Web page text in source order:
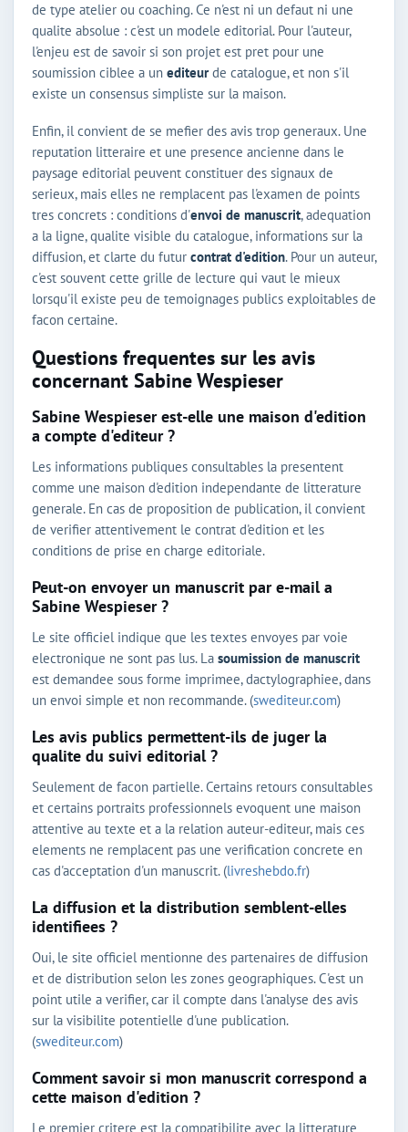
de type atelier ou coaching. Ce n'est ni un defaut ni une
qualite absolue : c'est un modele editorial. Pour l'auteur,
l'enjeu est de savoir si son projet est pret pour une
soumission ciblee a un editeurde catalogue, et non s'il
existe un consensus simpliste sur la maison.
Enfin, il convient de se mefier des avis trop generaux. Une
reputation litteraire et une presence ancienne dans le
paysage editorial peuvent constituer des signaux de
serieux, mais elles ne remplacent pas l'examen de points
tres concrets : conditions d'envoi de manuscrit, adequation
a la ligne, qualite visible du catalogue, informations sur la
diffusion, et clarte du futur contrat d'edition. Pour un auteur,
c'est souvent cette grille de lecture qui vaut le mieux
lorsqu'il existe peu de temoignages publics exploitables de
facon certaine.
Questions frequentes sur les avis
concernant Sabine Wespieser
Sabine Wespieser est-elle une maison d'edition
a compte d'editeur ?
Les informations publiques consultables la presentent
comme une maison d'edition independante de litterature
generale. En cas de proposition de publication, il convient
de verifier attentivement le contrat d'edition et les
conditions de prise en charge editoriale.
Peut-on envoyer un manuscrit par e-mail a
Sabine Wespieser ?
Le site officiel indique que les textes envoyes par voie
electronique ne sont pas lus. La soumission de manuscrit
est demandee sous forme imprimee, dactylographiee, dans
un envoi simple et non recommande. (swediteur.com)
Les avis publics permettent-ils de juger la
qualite du suivi editorial ?
Seulement de facon partielle. Certains retours consultables
et certains portraits professionnels evoquent une maison
attentive au texte et a la relation auteur-editeur, mais ces
elements ne remplacent pas une verification concrete en
cas d'acceptation d'un manuscrit. (livreshebdo.fr)
La diffusion et la distribution semblent-elles
identifiees ?
Oui, le site officiel mentionne des partenaires de diffusion
et de distribution selon les zones geographiques. C'est un
point utile a verifier, car il compte dans l'analyse des avis
sur la visibilite potentielle d'une publication.
(swediteur.com)
Comment savoir si mon manuscrit correspond a
cette maison d'edition ?
Le premier critere est la compatibilite avec la litterature